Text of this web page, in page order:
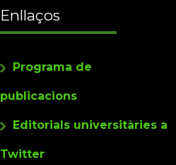
Enllaços
Programa de
publicacions
Editorials universitàries a
Twitter